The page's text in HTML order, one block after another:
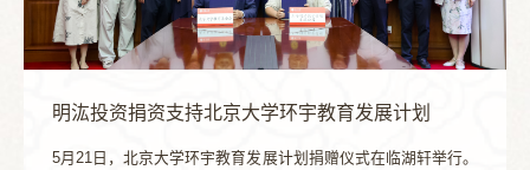
明汯投资捐资支持北京大学环宇教育发展计划
5月21日，北京大学环宇教育发展计划捐赠仪式在临湖轩举行。